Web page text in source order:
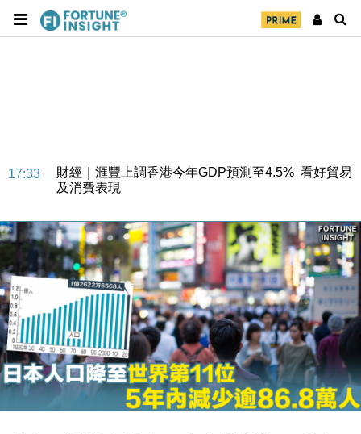
17:33
財經｜滙豐上調香港今年GDP預測至4.5% 看好貿易
及消費表現
損失近6900萬元
16:05
財經｜日經失守6.5萬點後回穩 全周仍升近2%
15:47
財經｜恒隆10月換帥 玩具「反」斗城亞洲CEO蔡德
粦接任
15:11
財經｜韓股反覆波動收跌 連挫7周創逾3年最長跌勢
13:44
財經｜內地7月美元計價出口增近24%勝預期 貿易順
差達1125億美元
12:44
財經｜日本春季三度入市撐日圓 4月單日斥6.28萬億